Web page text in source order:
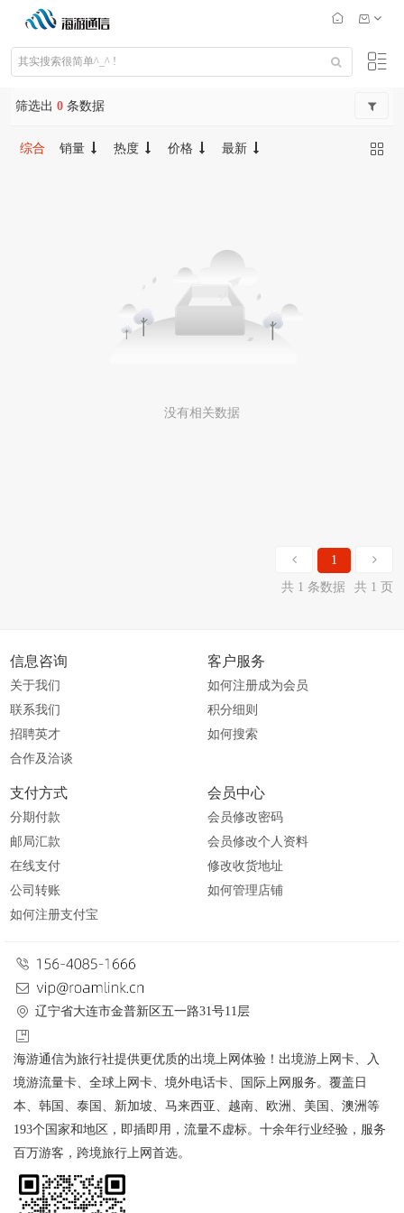
筛选出 0 条数据
综合 销量 热度 价格 最新
没有相关数据
1
共 1 条数据
共 1 页
信息咨询
关于我们
联系我们
招聘英才
合作及洽谈
客户服务
如何注册成为会员
积分细则
如何搜索
支付方式
分期付款
邮局汇款
在线支付
公司转账
如何注册支付宝
会员中心
会员修改密码
会员修改个人资料
修改收货地址
如何管理店铺
辽宁省大连市金普新区五一路31号11层
海游通信为旅行社提供更优质的出境上网体验！出境游上网卡、入
境游流量卡、全球上网卡、境外电话卡、国际上网服务。覆盖日
本、韩国、泰国、新加坡、马来西亚、越南、欧洲、美国、澳洲等
193个国家和地区，即插即用，流量不虚标。十余年行业经验，服务
百万游客，跨境旅行上网首选。